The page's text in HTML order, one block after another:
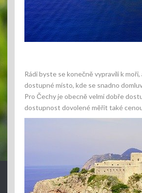
Rádi byste se konečně vypravili k
dostupné místo, kde se snadno
Pro Čechy je obecně velmi dobře
dostupnost dovolené měřit také